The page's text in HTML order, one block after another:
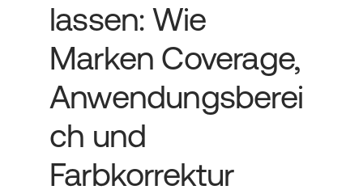
lassen: Wie
Marken Coverage,
Anwendungsberei
ch und
Farbkorrektur